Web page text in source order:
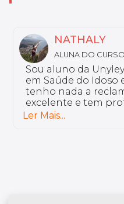
MARIA LUIZA
ALUNA DO
DE LEITURA E
Eu curso a pós-
Distúrbios de
escolhi o curso
encontro com a
plataforma